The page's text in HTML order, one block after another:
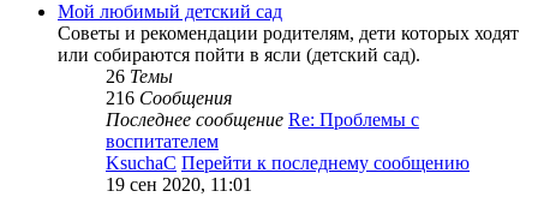
Мой любимый детский сад
Советы и рекомендации родителям, дети которых ходят
или собираются пойти в ясли (детский сад).
26 Темы
216 Сообщения
Последнее сообщение Re: Проблемы с
воспитателем
KsuchaC Перейти к последнему сообщению
19 сен 2020, 11:01